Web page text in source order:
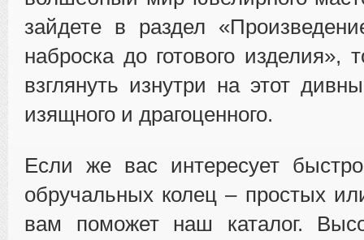
зайдете в раздел
наброска до готового изделия»,
взглянуть изнутри на этот
изящного и драгоценного.
Если же вас интересует
обручальных колец – простых
вам поможет наш каталог.